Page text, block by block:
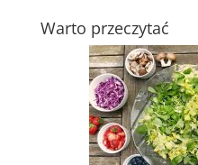
Warto przeczytać